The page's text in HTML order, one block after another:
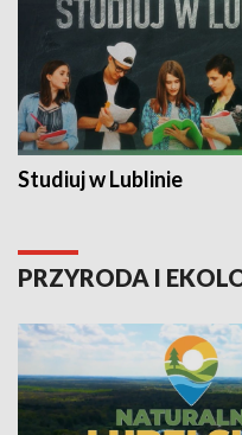
Studiuj w Lublinie
PRZYRODA I